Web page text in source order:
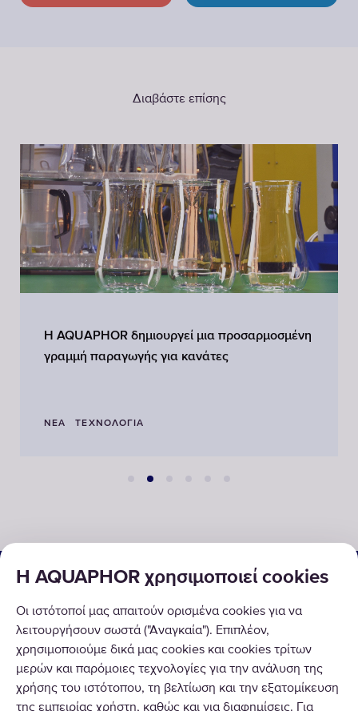
Διαβάστε επίσης
Η AQUAPHOR δημιουργεί μια προσαρμοσμένη
γραμμή παραγωγής για κανάτες
ΝΈΑ ΤΕΧΝΟΛΟΓΊΑ
Η AQUAPHOR χρησιμοποιεί cookies
Οι ιστότοποί μας απαιτούν ορισμένα cookies για να
λειτουργήσουν σωστά ("Αναγκαία"). Επιπλέον,
χρησιμοποιούμε δικά μας cookies και cookies τρίτων
μερών και παρόμοιες τεχνολογίες για την ανάλυση της
χρήσης του ιστότοπου, τη βελτίωση και την εξατομίκευση
της εμπειρίας χρήστη, καθώς και για διαφημίσεις. Για
ΟΙΚΙΑΚΕΣ & ΕΠΑΓΓΕΛΜΑΤΙΚΕΣ ΛΥΣΕΙΣ
ΠΡΟΪΟΝΤΑ
ΣΧΕΤΙΚΑ ΜΕ ΕΜΑΣ